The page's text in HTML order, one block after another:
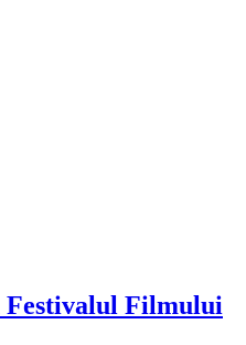
Festivalul Filmului